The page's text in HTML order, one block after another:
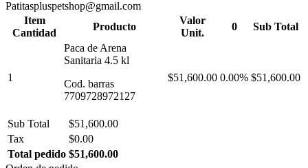
Patitaspluspetshop@gmail.com
Item
Cantidad
Producto
Valor
Unit.
0 Sub Total
1
Paca de Arena
Sanitaria 4.5 kl
Cod. barras
7709728972127
$51,600.00 0.00% $51,600.00
Sub Total
$51,600.00
Tax
$0.00
Total pedido $51,600.00